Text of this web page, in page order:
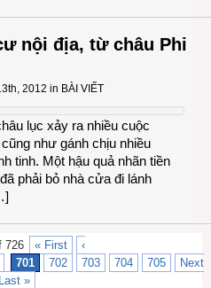
nội địa, từ châu Phi
2012 in BÀI VIẾT
lục xảy ra nhiều cuộc
như gánh chịu nhiều
tinh. Một hậu quả nhãn tiền
phải bỏ nhà cửa đi lánh
726 « First
‹
701 702 703 704 705
Next
Last »